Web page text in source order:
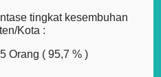
tingkat kesembuhan
Kota :
Orang ( 95,7 % )